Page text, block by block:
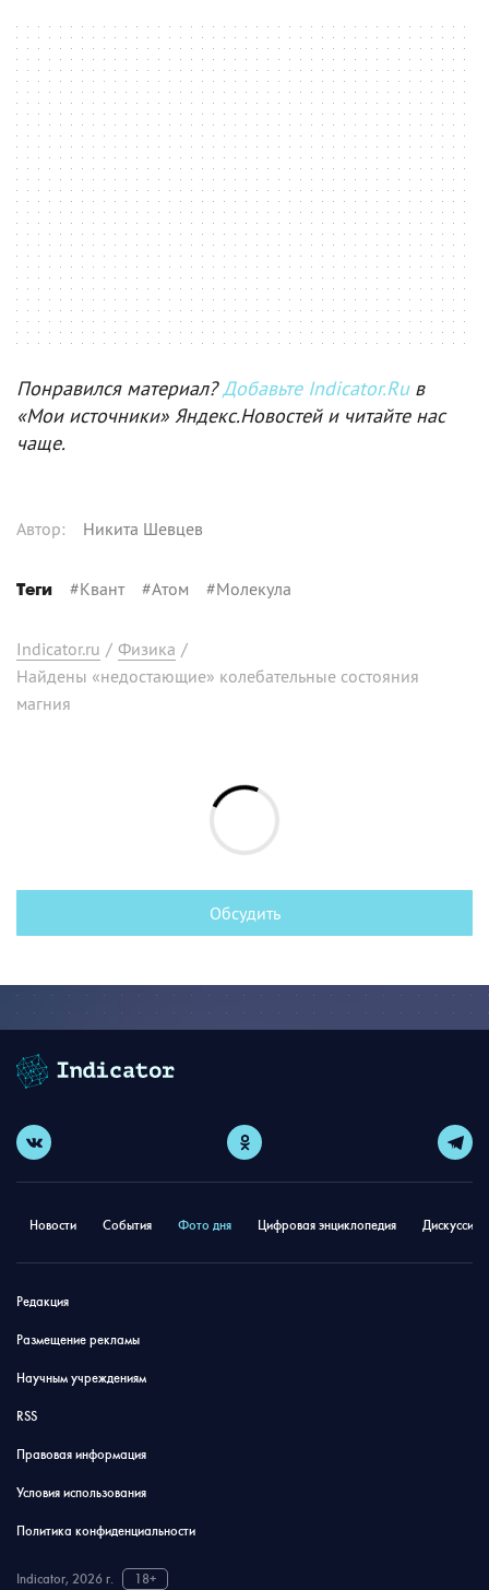
Понравился материал?Добавьте Indicator.Ruв
«Мои источники» Яндекс.Новостей и читайте нас
чаще.
Автор: Никита Шевцев
Теги #Квант#Атом #Молекула
Indicator.ru / Физика /
Найдены «недостающие» колебательные состояния
магния
Обсудить
Новости События Фото дня Цифровая энциклопедия
Редакция
Размещение рекламы
Научным учреждениям
RSS
Правовая информация
Условия использования
Политика конфиденциальности
Indicator, 2026 г. 18+